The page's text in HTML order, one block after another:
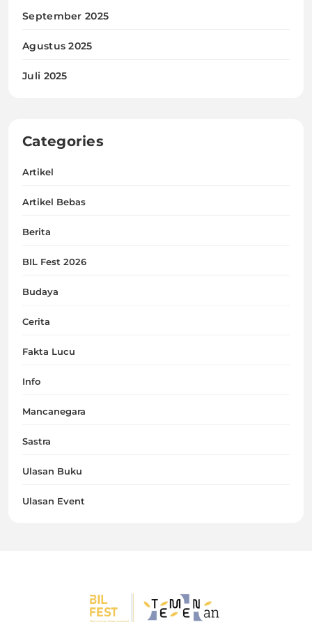
September 2025
Agustus 2025
Juli 2025
Categories
Artikel
Artikel Bebas
Berita
BIL Fest 2026
Budaya
Cerita
Fakta Lucu
Info
Mancanegara
Sastra
Ulasan Buku
Ulasan Event